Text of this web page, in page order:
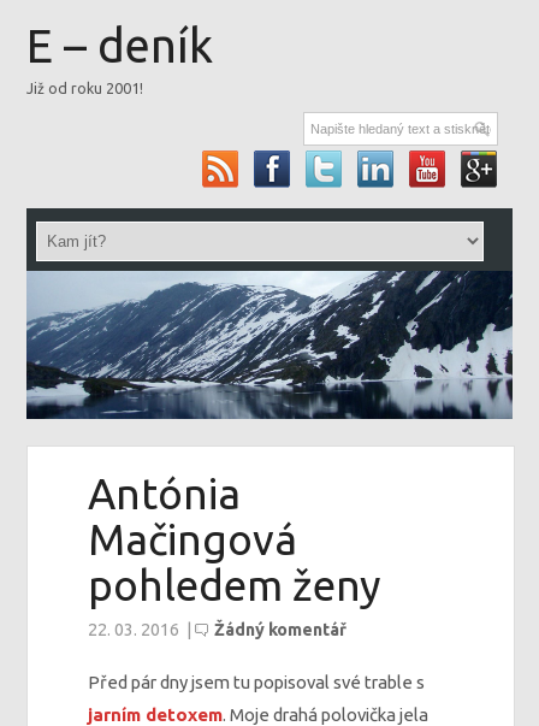
E – deník
Již od roku 2001!
Antónia
Mačingová
pohledem ženy
22. 03. 2016 | Žádný komentář
Před pár dny jsem tu popisoval své trable s
jarním detoxem. Moje drahá polovička jela